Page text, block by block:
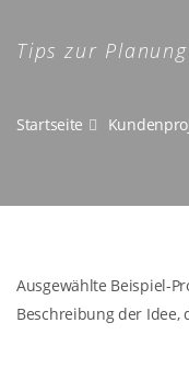
Tips zur
Startseite
Ausgewählte Beispiel-
Beschreibung der Idee,